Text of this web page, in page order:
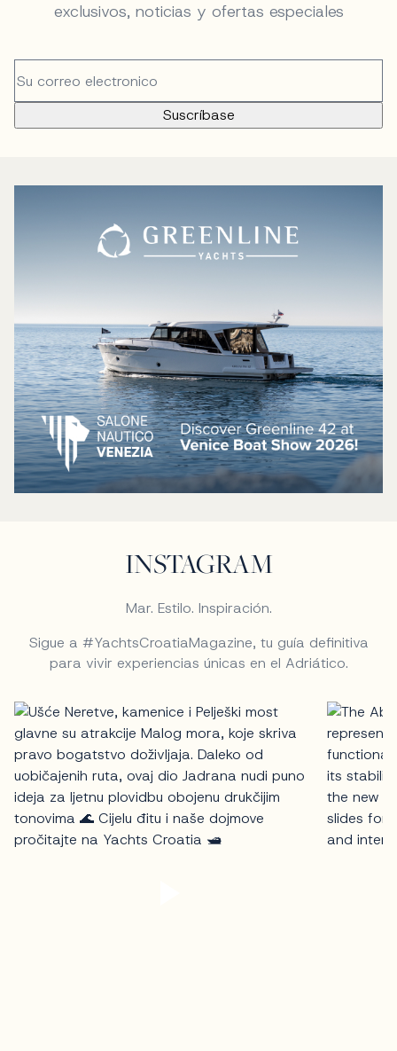
exclusivos, noticias y ofertas especiales
INSTAGRAM
Mar. Estilo. Inspiración.
Sigue a #YachtsCroatiaMagazine, tu guía definitiva
para vivir experiencias únicas en el Adriático.